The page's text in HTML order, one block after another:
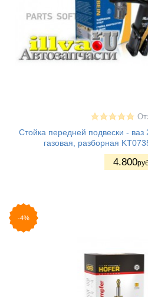
Стойка передней подвески -
газовая, разборная
4.800
-4%